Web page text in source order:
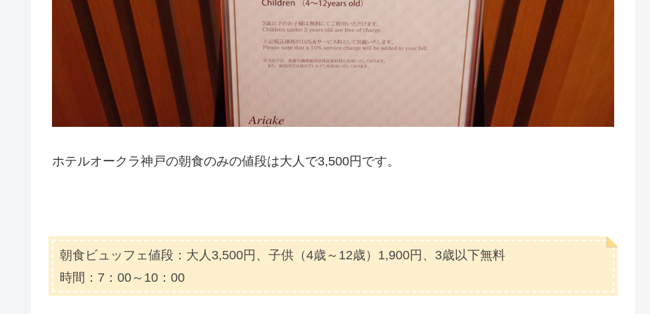
ホテルオークラ神戸の朝食のみの値段は大人で3,500円です。
朝食ビュッフェ値段：大人3,500円、子供（4歳～12歳）1,900円、3歳以下無料
時間：7：00～10：00